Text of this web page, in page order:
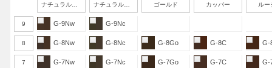
ゴールド カッパー ルー
9 G-9Nw G-9Nc
8 G-8Nw G-8Nc G-8Go G-8C G-
7 G-7Nw G-7Nc G-7Go G-7C G-